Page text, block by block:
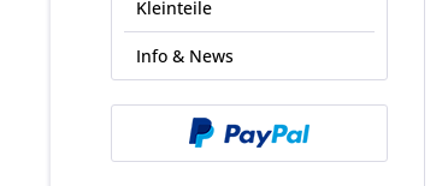
Kleinteile
Info & News